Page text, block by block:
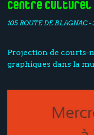
Centre culturel
105 ROUTE DE BLAGNAC -
Projection de courts-
graphiques dans la